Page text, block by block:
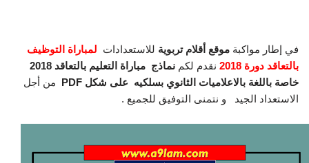
في إطار مواكبة موقع أقلام تربوية للاستعدادات لمباراة التوظيف
بالتعاقد دورة 2018
نقدم لكم نماذج
مباراة التعليم بالتعاقد 2018
خاصة باللغة بالاعلاميات الثانوي بسلكيه على شكل PDF
من أجل
الاستعداد الجيد
و نتمنى التوفيق للجميع .